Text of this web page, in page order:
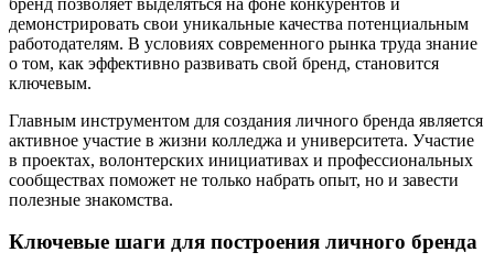
демонстрировать свои уникальные качества потенциальным
работодателям. В условиях современного рынка труда знание
о том, как эффективно развивать свой бренд, становится
ключевым.
Главным инструментом для создания личного бренда является
активное участие в жизни колледжа и университета. Участие
в проектах, волонтерских инициативах и профессиональных
сообществах поможет не только набрать опыт, но и завести
полезные знакомства.
Ключевые шаги для построения личного бренда